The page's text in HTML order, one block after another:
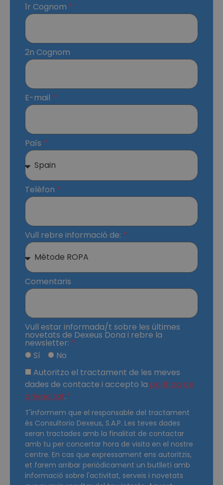
1r Cognom
2n Cognom
E-mail
País
Telèfon
Vull rebre informació de:
Comentaris
Vull estar informada/t sobre les últimes
novetats de Dexeus Dona i rebre la
newsletter:
Sí
No
Autoritzo el tractament de les meves
dades de contacte i accepto la política de
privacitat.
T'informem que el responsable del tractament
és Consultorio Dexeus, S.A.P. Les teves dades
seran tractades amb la finalitat de contactar
amb tu per concertar hora de visita en el nostre
centre. En cas que expressament ens autoritzis,
et farem arribar periòdicament un butlletí amb
informació sobre l'activitat, serveis i novetats